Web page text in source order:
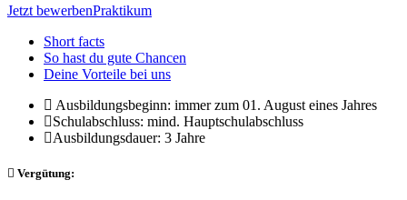
Jetzt bewerbenPraktikum
Short facts
So hast du gute Chancen
Deine Vorteile bei uns
Ausbildungsbeginn: immer zum 01. August eines Jahres
Schulabschluss: mind. Hauptschulabschluss
Ausbildungsdauer: 3 Jahre
Vergütung: